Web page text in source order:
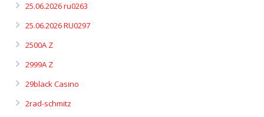
25.06.2026 ru0263
25.06.2026 RU0297
2500A Z
2999A Z
29black Casino
2rad-schmitz